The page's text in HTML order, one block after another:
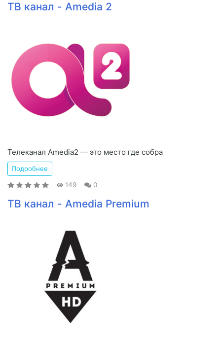
ТВ канал - Amedia 2
Телеканал Amedia2 — это место где собра
Подробнее
149 0
ТВ канал - Amedia Premium